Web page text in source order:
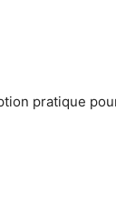
pratique